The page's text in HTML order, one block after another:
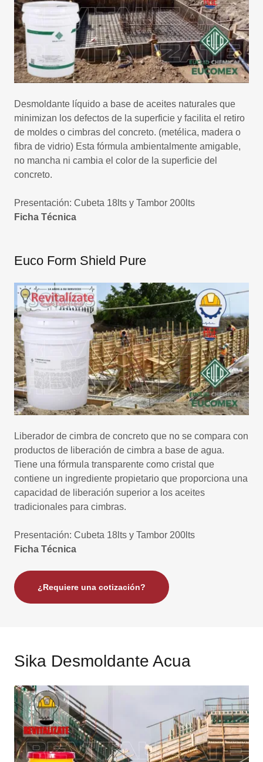
Desmoldante líquido a base de aceites naturales que
minimizan los defectos de la superficie y facilita el retiro
de moldes o cimbras del concreto. (metélica, madera o
fibra de vidrio) Esta fórmula ambientalmente amigable,
no mancha ni cambia el color de la superficie del
concreto.
Presentación: Cubeta 18lts y Tambor 200lts
Ficha Técnica
Euco Form Shield Pure
Liberador de cimbra de concreto que no se compara con
productos de liberación de cimbra a base de agua.
Tiene una fórmula transparente como cristal que
contiene un ingrediente propietario que proporciona una
capacidad de liberación superior a los aceites
tradicionales para cimbras.
Presentación: Cubeta 18lts y Tambor 200lts
Ficha Técnica
¿Requiere una cotización?
Sika Desmoldante Acua